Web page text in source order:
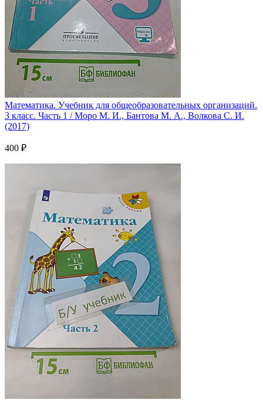
Математика. Учебник для общеобразовательных организаций.
3 класс. Часть 1 / Моро М. И., Бантова М. А., Волкова С. И.
(2017)
400 ₽